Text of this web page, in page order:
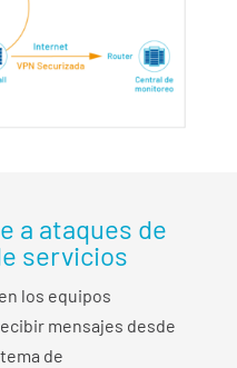
a ataques de
servicios
los equipos
mensajes desde
de